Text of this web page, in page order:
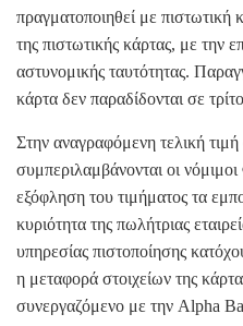
πραγματοποιηθεί με πιστωτική
της πιστωτικής κάρτας, με την
αστυνομικής ταυτότητας.
κάρτα δεν παραδίδονται σε
Στην αναγραφόμενη τελική
συμπεριλαμβάνονται οι
εξόφληση του τιμήματος τα
κυριότητα της πωλήτριας
υπηρεσίας πιστοποίησης
η μεταφορά στοιχείων της
συνεργαζόμενο με την Alpha